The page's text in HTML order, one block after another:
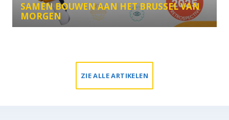
SAMEN BOUWEN AAN HET BRUSSEL VAN
MORGEN
ZIE ALLE ARTIKELEN